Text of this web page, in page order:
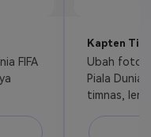
FIFA
Kapten
Ubah foto
Piala Dunia
timnas,
bercahaya,